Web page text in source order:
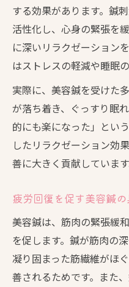
する効果があります。鍼
活性化し、心身の緊張を
に深いリラクゼーション
はストレスの軽減や睡眠
実際に、美容鍼を受けた
が落ち着き、ぐっすり眠
的にも楽になった」とい
したリラクゼーション効
善に大きく貢献しています
疲労回復を促す美容鍼
美容鍼は、筋肉の緊張緩
を促します。鍼が筋肉の
凝り固まった筋繊維がほ
善されるためです。また